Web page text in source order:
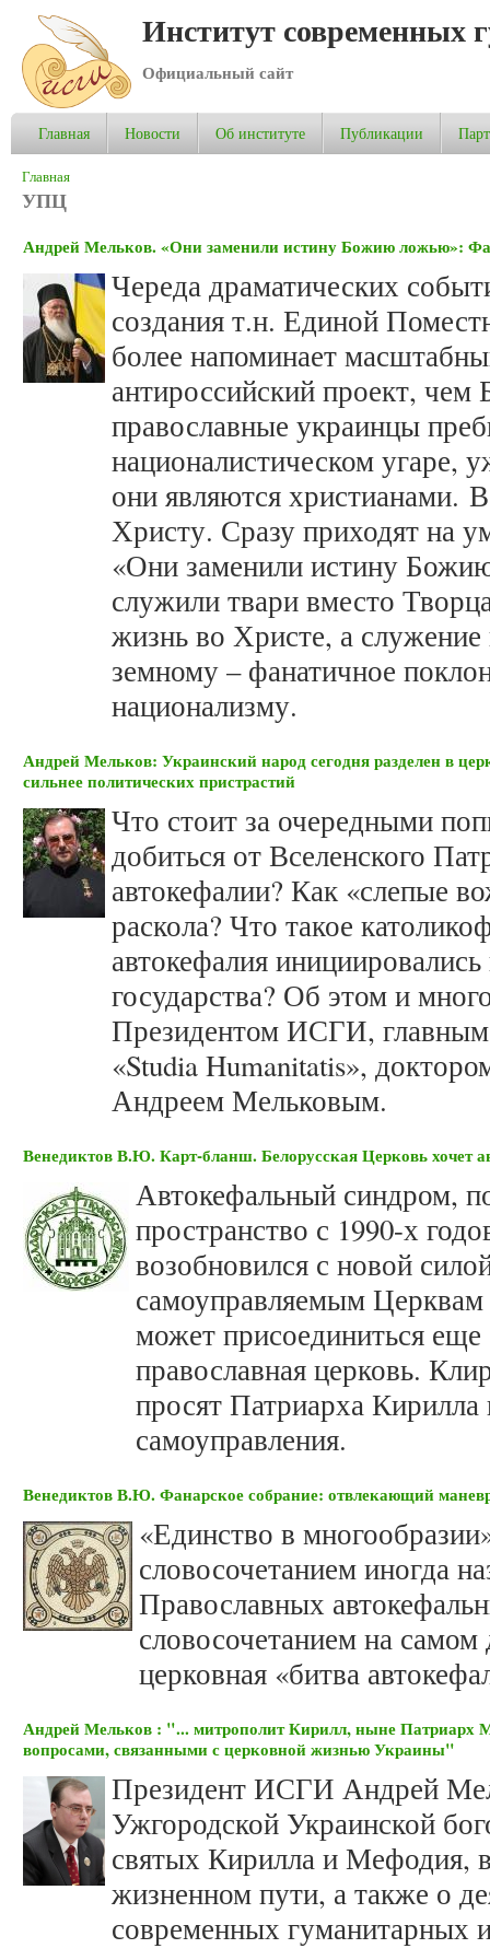
Институт современных
Официальный сайт
Главная Новости Об институте Публикации
Вы здесь
Главная
УПЦ
Андрей Мельков. «Они заменили истину Божию ложью»:
Череда драматических
создания т.н. Единой
более напоминает
антироссийский проект,
православные украинцы
националистическом угаре,
они являются христианами.
Христу. Сразу приходят на
«Они заменили истину
служили твари вместо
жизнь во Христе, а
земному – фанатичное
национализму.
Андрей Мельков: Украинский народ сегодня разделен в
сильнее политических пристрастий
Что стоит за очередными
добиться от Вселенского
автокефалии? Как «слепые
раскола? Что такое
автокефалия
государства? Об этом и
Президентом ИСГИ,
«Studia Humanitatis»,
Андреем Мельковым.
Венедиктов В.Ю. Карт-бланш. Белорусская Церковь хочет
Автокефальный синдром,
пространство с 1990-х
возобновился с новой
самоуправляемым
может присоединиться еще
православная церковь.
просят Патриарха
самоуправления.
Венедиктов В.Ю. Фанарское собрание: отвлекающий
«Единство в
словосочетанием иногда
Православных
словосочетанием на самом
церковная «битва
Андрей Мельков : "... митрополит Кирилл, ныне Патриарх
вопросами, связанными с церковной жизнью Украины"
Президент ИСГИ Андрей
Ужгородской Украинской
святых Кирилла и Мефодия,
жизненном пути, а также о
современных гуманитарных